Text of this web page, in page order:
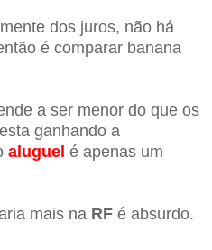
dos juros, não há
é comparar banana
a ser menor do que os
ganhando a
aluguel é apenas um
mais na RF é absurdo.